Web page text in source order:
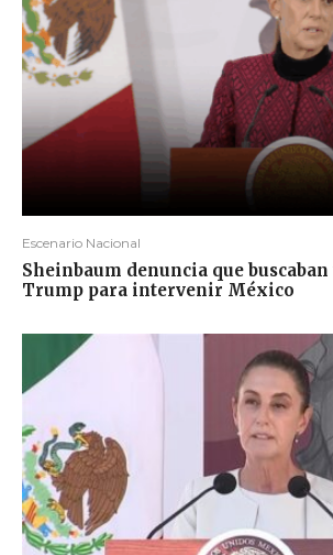
Escenario Nacional
Sheinbaum denuncia que
Trump para intervenir México